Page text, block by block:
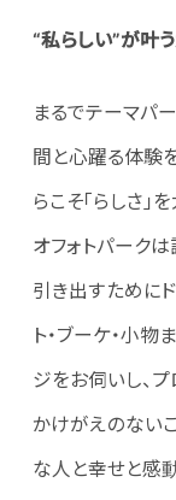
“私らしい”が叶
まるでテーマパ
間と心躍る体験
らこそ「らしさ」
オフォトパーク
引き出すためにド
ト・ブーケ・小
ジをお伺いし、
かけがえのない
な人と幸せと感